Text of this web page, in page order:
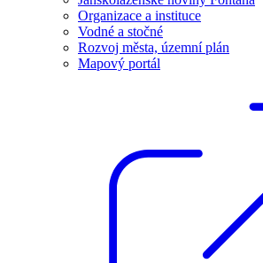
Organizace a instituce
Vodné a stočné
Rozvoj města, územní plán
Mapový portál